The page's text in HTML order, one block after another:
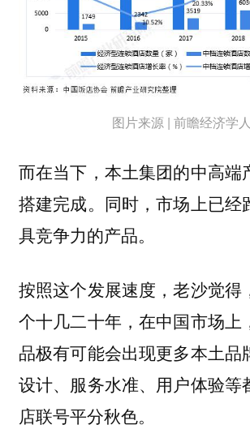
图片来源 | 前瞻经济学人
而在当下，本土集团的中高端
搭建完成。同时，市场上已经
具竞争力的产品。
按照这个发展速度，老沙觉得
个十几二十年，在中国市场上
品极有可能会出现更多本土品
设计、服务水准、用户体验等
店联号平分秋色。